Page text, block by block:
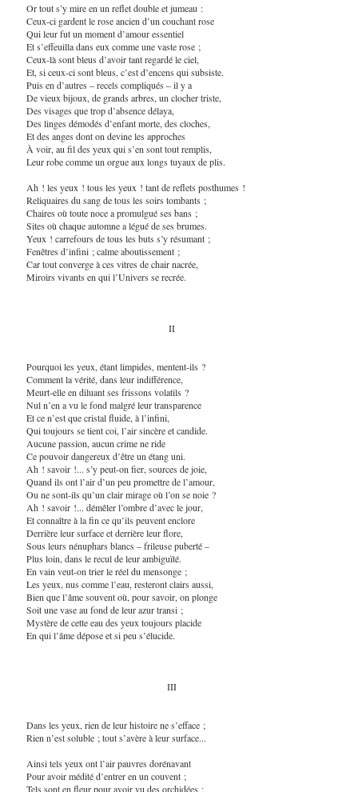
Or tout s’y mire en un reflet double et jumeau :
Ceux-ci gardent le rose ancien d’un couchant rose
Qui leur fut un moment d’amour essentiel
Et s’effeuilla dans eux comme une vaste rose ;
Ceux-là sont bleus d’avoir tant regardé le ciel,
Et, si ceux-ci sont bleus, c’est d’encens qui subsiste.
Puis en d’autres – recels compliqués – il y a
De vieux bijoux, de grands arbres, un clocher triste,
Des visages que trop d’absence délaya,
Des linges démodés d’enfant morte, des cloches,
Et des anges dont on devine les approches
À voir, au fil des yeux qui s’en sont tout remplis,
Leur robe comme un orgue aux longs tuyaux de plis.
Ah ! les yeux ! tous les yeux ! tant de reflets posthumes !
Reliquaires du sang de tous les soirs tombants ;
Chaires où toute noce a promulgué ses bans ;
Sites où chaque automne a légué de ses brumes.
Yeux ! carrefours de tous les buts s’y résumant ;
Fenêtres d’infini ; calme aboutissement ;
Car tout converge à ces vitres de chair nacrée,
Miroirs vivants en qui l’Univers se recrée.
II
Pourquoi les yeux, étant limpides, mentent-ils ?
Comment la vérité, dans leur indifférence,
Meurt-elle en diluant ses frissons volatils ?
Nul n’en a vu le fond malgré leur transparence
Et ce n’est que cristal fluide, à l’infini,
Qui toujours se tient coi, l’air sincère et candide.
Aucune passion, aucun crime ne ride
Ce pouvoir dangereux d’être un étang uni.
Ah ! savoir !... s’y peut-on fier, sources de joie,
Quand ils ont l’air d’un peu promettre de l’amour,
Ou ne sont-ils qu’un clair mirage où l’on se noie ?
Ah ! savoir !... démêler l’ombre d’avec le jour,
Et connaître à la fin ce qu’ils peuvent enclore
Derrière leur surface et derrière leur flore,
Sous leurs nénuphars blancs – frileuse puberté –
Plus loin, dans le recul de leur ambiguïté.
En vain veut-on trier le réel du mensonge ;
Les yeux, nus comme l’eau, resteront clairs aussi,
Bien que l’âme souvent où, pour savoir, on plonge
Soit une vase au fond de leur azur transi ;
Mystère de cette eau des yeux toujours placide
En qui l’âme dépose et si peu s’élucide.
III
Dans les yeux, rien de leur histoire ne s’efface ;
Rien n’est soluble ; tout s’avère à leur surface...
Ainsi tels yeux ont l’air pauvres dorénavant
Pour avoir médité d’entrer en un couvent ;
Tels sont en fleur pour avoir vu des orchidées ;